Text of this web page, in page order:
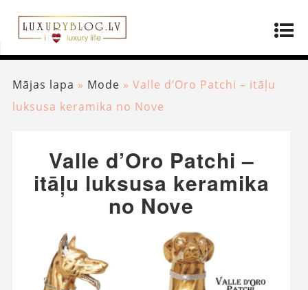
Mājas lapa » Mode » Valle d’Oro Patchi – itāļu
luksusa keramika no Nove
Valle d’Oro Patchi –
itāļu luksusa keramika
no Nove